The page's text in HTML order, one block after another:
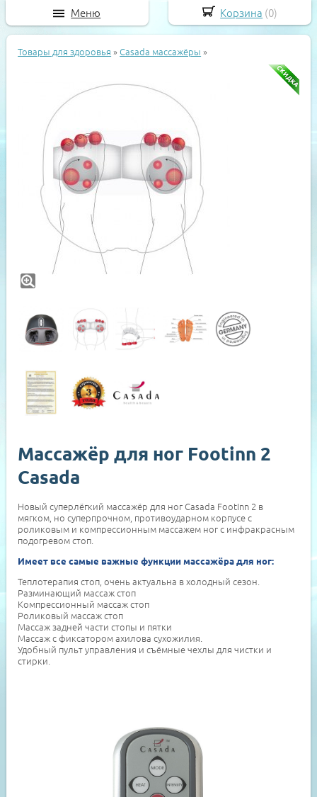
Товары для здоровья »Casada массажёры »
Массажёр для ног Footinn 2
Casada
Новый суперлёгкий массажёр для ног Casada FootInn 2 в
мягком, но суперпрочном, противоударном корпусе с
роликовым и компрессионным массажем ног с инфракрасным
подогревом стоп.
Имеет все самые важные функции массажёра для ног:
Теплотерапия стоп, очень актуальна в холодный сезон.
Разминающий массаж стоп
Компрессионный массаж стоп
Роликовый массаж стоп
Массаж задней части стопы и пятки
Массаж с фиксатором ахилова сухожилия.
Удобный пульт управления и съёмные чехлы для чистки и
стирки.
Корзина (0)
Меню